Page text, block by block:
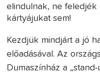
elindulnak, ne feledjék
kártyájukat sem!
Kezdjük mindjárt a jó
előadásával. Az
Dumaszínház a